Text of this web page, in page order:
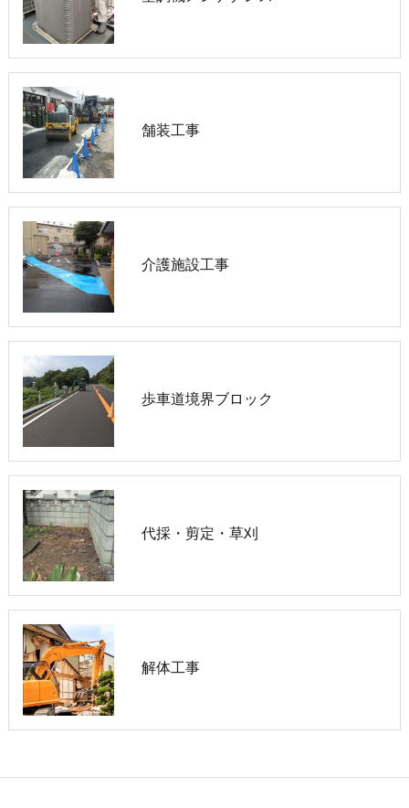
舗装工事
介護施設工事
歩車道境界ブロック
代採・剪定・草刈
解体工事